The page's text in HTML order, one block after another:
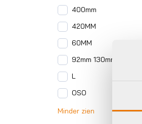
400mm
420MM
60MM
92mm 130mm
L
OSO
Minder zien